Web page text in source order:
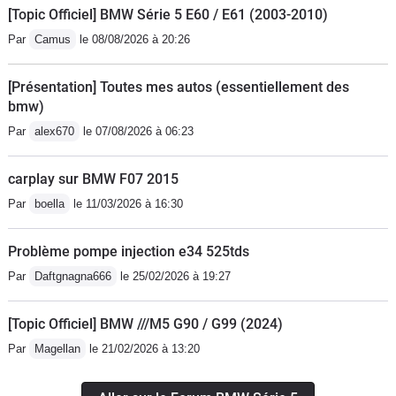
série ou en option sont nombreux,
directeur. Non seulement il réduit le
petites routes à cette lourde voiture.
Autre exemple sur autoroute, elle
change de voie de travers, comme un
crabe (léger braquage des roues
arrières dans le même sens que les
avants), c'est plus stable. L'aspect
sécuritaire qu'apporte ce train arrière
directeur n'est pas à négliger nos plus,
voiture. L affichage tête haute est de
belle qualité, l aide au stationnement
[Topic Officiel] BMW Série 5 E60 / E61 (2003-2010)
Par Camus le 08/08/2026 à 20:26
[Présentation] Toutes mes autos (essentiellement des
bmw)
Par alex670 le 07/08/2026 à 06:23
carplay sur BMW F07 2015
Par boella le 11/03/2026 à 16:30
Problème pompe injection e34 525tds
Par Daftgnagna666 le 25/02/2026 à 19:27
[Topic Officiel] BMW ///M5 G90 / G99 (2024)
Par Magellan le 21/02/2026 à 13:20